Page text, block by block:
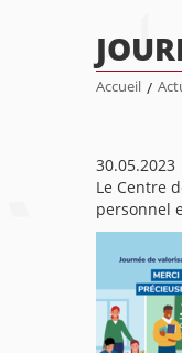
Accueil /
30.05.2023
Le Centre
personnel